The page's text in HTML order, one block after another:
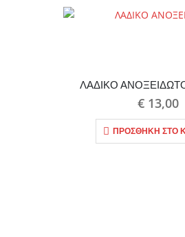
ΛΑΔΙΚΟ
€13,00
ΠΡΟΣΘΉΚΗ ΣΤΟ